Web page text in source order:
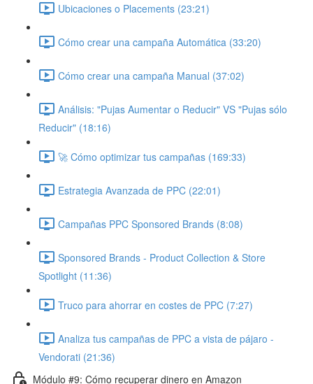
Ubicaciones o Placements (23:21)
Cómo crear una campaña Automática (33:20)
Cómo crear una campaña Manual (37:02)
Análisis: "Pujas Aumentar o Reducir" VS "Pujas sólo
Reducir" (18:16)
🚀 Cómo optimizar tus campañas (169:33)
Estrategia Avanzada de PPC (22:01)
Campañas PPC Sponsored Brands (8:08)
Sponsored Brands - Product Collection & Store
Spotlight (11:36)
Truco para ahorrar en costes de PPC (7:27)
Analiza tus campañas de PPC a vista de pájaro -
Vendorati (21:36)
Módulo #9: Cómo recuperar dinero en Amazon